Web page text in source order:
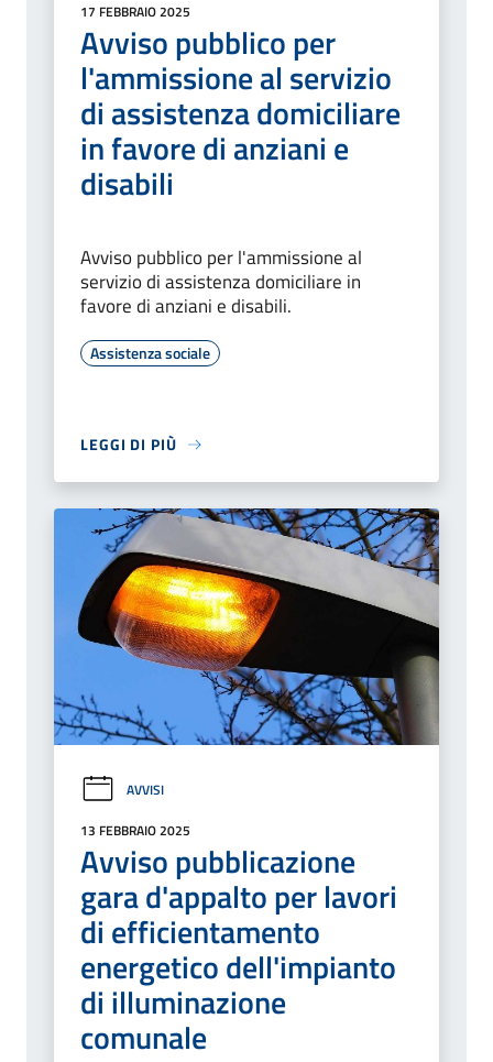
17 FEBBRAIO 2025
Avviso pubblico per
l'ammissione al servizio
di assistenza domiciliare
in favore di anziani e
disabili
Avviso pubblico per l'ammissione al
servizio di assistenza domiciliare in
favore di anziani e disabili.
Assistenza sociale
LEGGI DI PIÙ
AVVISI
13 FEBBRAIO 2025
Avviso pubblicazione
gara d'appalto per lavori
di efficientamento
energetico dell'impianto
di illuminazione
comunale